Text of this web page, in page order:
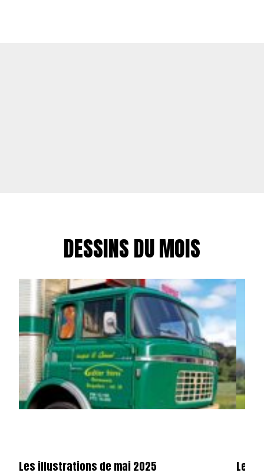
DESSINS DU MOIS
Les illustrations de mai 2025 Les